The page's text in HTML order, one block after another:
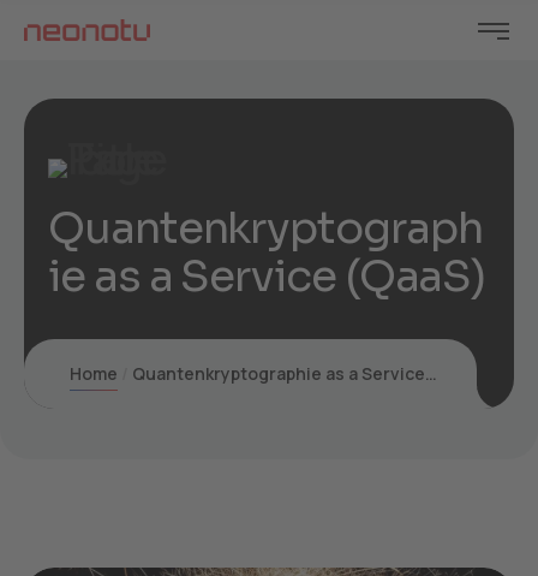
Quantenkryptograph
ie as a Service (QaaS)
Home Quantenkryptographie as a Service (QaaS)